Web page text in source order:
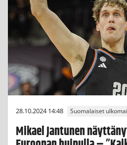
28.10.2024 14:48 Suomalaiset
Mikael Jantunen